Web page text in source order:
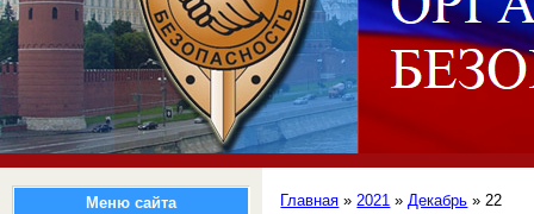
Меню сайта Главная »2021 » Декабрь » 22